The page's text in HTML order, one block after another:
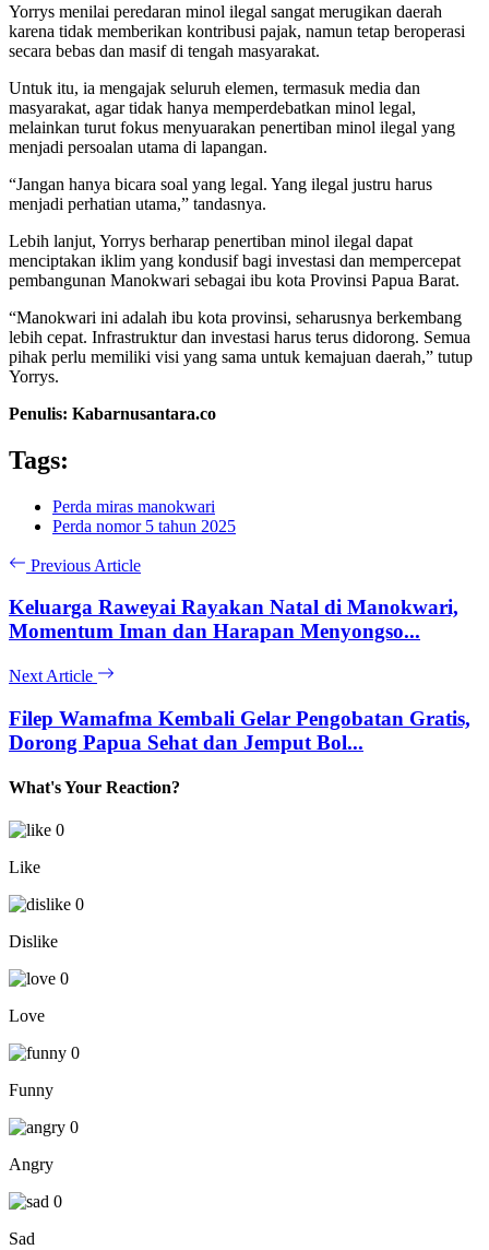
Yorrys menilai peredaran minol ilegal sangat merugikan daerah
karena tidak memberikan kontribusi pajak, namun tetap beroperasi
secara bebas dan masif di tengah masyarakat.
Untuk itu, ia mengajak seluruh elemen, termasuk media dan
masyarakat, agar tidak hanya memperdebatkan minol legal,
melainkan turut fokus menyuarakan penertiban minol ilegal yang
menjadi persoalan utama di lapangan.
“Jangan hanya bicara soal yang legal. Yang ilegal justru harus
menjadi perhatian utama,” tandasnya.
Lebih lanjut, Yorrys berharap penertiban minol ilegal dapat
menciptakan iklim yang kondusif bagi investasi dan mempercepat
pembangunan Manokwari sebagai ibu kota Provinsi Papua Barat.
“Manokwari ini adalah ibu kota provinsi, seharusnya berkembang
lebih cepat. Infrastruktur dan investasi harus terus didorong. Semua
pihak perlu memiliki visi yang sama untuk kemajuan daerah,” tutup
Yorrys.
Penulis: Kabarnusantara.co
Tags:
Perda miras manokwari
Perda nomor 5 tahun 2025
Previous Article
Keluarga Raweyai Rayakan Natal di Manokwari,
Momentum Iman dan Harapan Menyongso...
Next Article
Filep Wamafma Kembali Gelar Pengobatan Gratis,
Dorong Papua Sehat dan Jemput Bol...
What's Your Reaction?
0
Like
0
Dislike
0
Love
0
Funny
0
Angry
0
Sad